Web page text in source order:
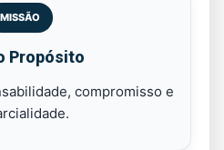
MISSÃO
Propósito
compromisso e